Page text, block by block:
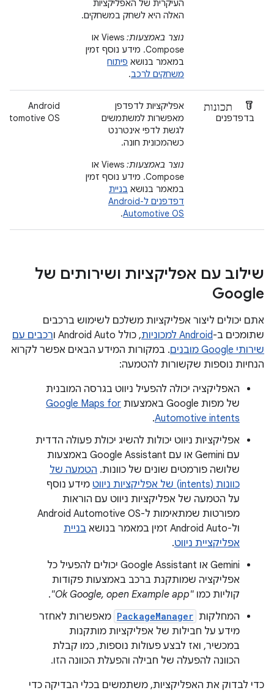
העיקרית של האפליקציות
האלה היא לשחק במשחקים.
נוצר באמצעות:
Views או
Compose. מידע נוסף זמין
במאמר בנושא פיתוח
משחקים לרכב.
תכונות Labs
בדפדפנים
אפליקציות לדפדפן
מאפשרות למשתמשים
לגשת לדפי אינטרנט
כשהמכונית חונה.
נוצר באמצעות:
Views או
Compose. מידע נוסף זמין
במאמר בנושא בניית
דפדפנים ל-Android
Automotive OS
.
Android
OS
שילוב עם אפליקציות ושירותים של
Google
אתם יכולים ליצור אפליקציות משלכם לשימוש ברכבים
שתומכים ב-Android למכוניות , כולל Android Auto ו
רכבים עם
שירותי Google מובנים
. במקורות המידע הבאים אפשר לקרוא
הנחיות נוספות שקשורות להטמעה:
האפליקציה יכולה להפעיל ניווט בגרסה המובנית
של מפות Google באמצעות
Google Maps for
Automotive intents
.
אפליקציות ניווט יכולות להשיג יכולת פעולה הדדית
עם Gemini או עם Google Assistant באמצעות
שלושה פורמטים שונים של כוונות. הטמעה של
כוונות (intents) של אפליקציות ניווט
מידע נוסף
על הטמעה של אפליקציות ניווט עם הוראות
מפורטות שמתאימות ל-Android Automotive OS
ול-Android Auto זמין במאמר בנושא
בניית
אפליקציית ניווט.
‫Gemini או Google Assistant יכולים להפעיל כל
אפליקציה שמותקנת ברכב באמצעות פקודות
קוליות כמו "Ok Google, open Example app"
.
המחלקות PackageManager מאפשרות לאחזר
מידע על חבילות של אפליקציות מותקנות
במכשיר, ואז לבצע פעולות נוספות, כמו קבלת
הכוונה להפעלה של חבילה והפעלת הכוונה הזו.
כדי לבדוק את האפליקציות, משתמשים בכלי הבדיקה כדי